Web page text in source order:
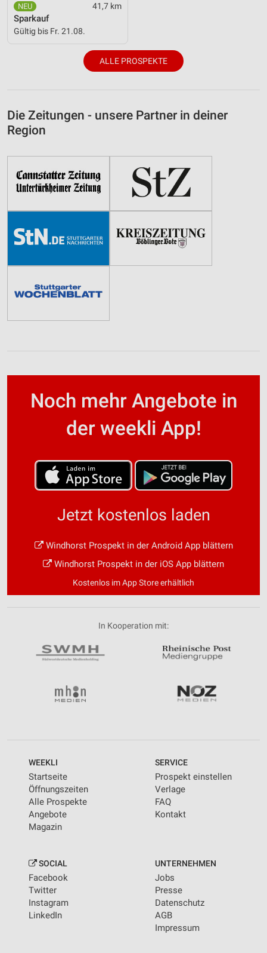
41,7 km
Sparkauf
Gültig bis Fr. 21.08.
ALLE PROSPEKTE
Die Zeitungen - unsere Partner in deiner
Region
Noch mehr Angebote in
der weekli App!
Jetzt kostenlos laden
Windhorst Prospekt in der Android App blättern
Windhorst Prospekt in der iOS App blättern
Kostenlos im App Store erhältlich
In Kooperation mit:
WEEKLI
Startseite
Öffnungszeiten
Alle Prospekte
Angebote
Magazin
SERVICE
Prospekt einstellen
Verlage
FAQ
Kontakt
SOCIAL
Facebook
Twitter
Instagram
LinkedIn
UNTERNEHMEN
Jobs
Presse
Datenschutz
AGB
Impressum